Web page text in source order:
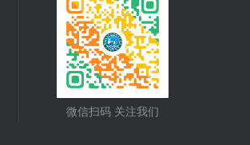
微信扫码 关注我们